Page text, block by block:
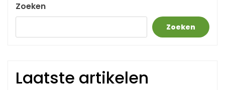
Zoeken
Zoeken
Laatste artikelen